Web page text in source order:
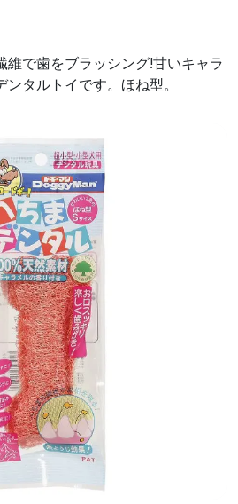
維で歯をブラッシング!甘いキャラ
タルトイです。ほね型。